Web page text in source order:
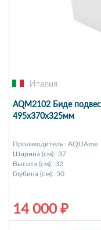
Италия
AQM2102 Биде
495x370x325мм
Производитель: AQUAme
Ширина (см): 37
Высота (см): 32
Глубина (см): 50
14 000 ₽